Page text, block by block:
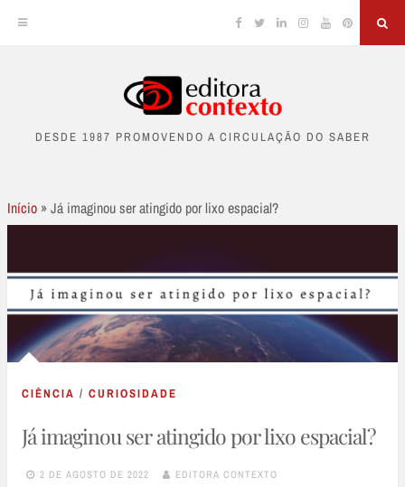
content
Facebook
TwitterLinkedinInstagram
YouTubePinterest
DESDE 1987 PROMOVENDO A CIRCULAÇÃO DO SABER
Início »Já imaginou ser atingido por lixo espacial?
CIÊNCIA / CURIOSIDADE
Já imaginou ser atingido por lixo espacial?
2 DE AGOSTO DE 2022 EDITORA CONTEXTO